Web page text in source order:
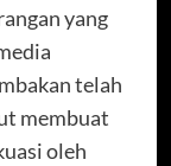
yang
telah
membuat
oleh